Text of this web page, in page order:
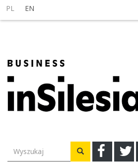
PL EN
Facebook
Wyszukiwarka Wyszukaj